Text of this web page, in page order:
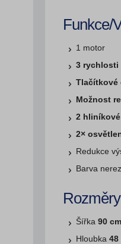
Funkce/
1 motor
3 rychlosti
Tlačítkové
Možnost
2
2×
Redukce
Barva nerez
Rozměry
Šířka 90 cm
Hloubka 48